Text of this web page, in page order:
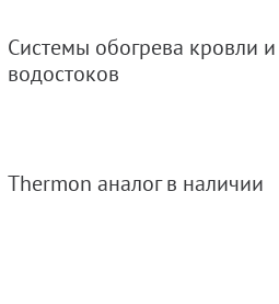
Системы обогрева кровли и
водостоков
Thermon аналог в наличии